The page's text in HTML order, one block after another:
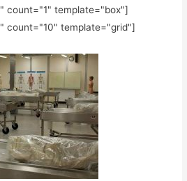
" count="1" template="box"]
" count="10" template="grid"]